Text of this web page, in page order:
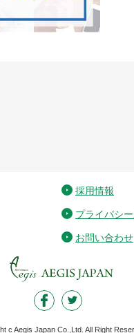
採用情報
プライバシ
お問い合わせ
c Aegis Japan Co.,Ltd. All Right